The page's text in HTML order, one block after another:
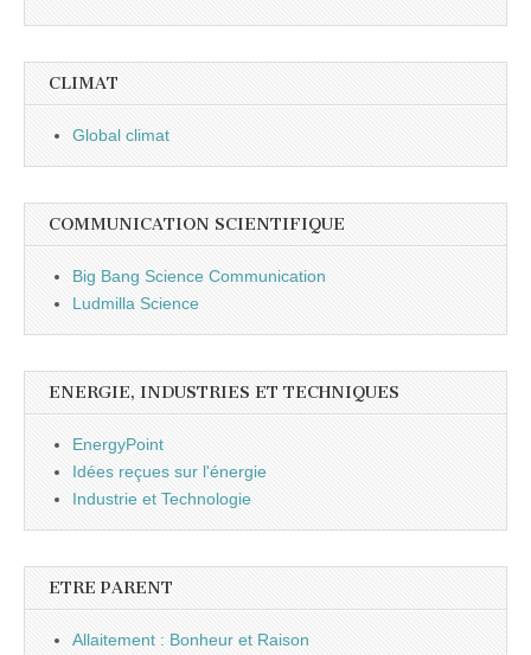
CLIMAT
Global climat
COMMUNICATION SCIENTIFIQUE
Big Bang Science Communication
Ludmilla Science
ENERGIE, INDUSTRIES ET TECHNIQUES
EnergyPoint
Idées reçues sur l'énergie
Industrie et Technologie
ETRE PARENT
Allaitement : Bonheur et Raison